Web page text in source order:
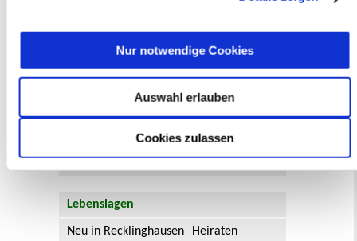
Cookies zulassen
Auswahl erlauben
Nur notwendige Cookies
Aktuelle Bürgerbeteiligungen zu
Bebauungsplänen finden Sie hier.
Flächennutzungsplan-Änderungen finden
Sie hier.
Lebenslagen
Neu in Recklinghausen
Heiraten